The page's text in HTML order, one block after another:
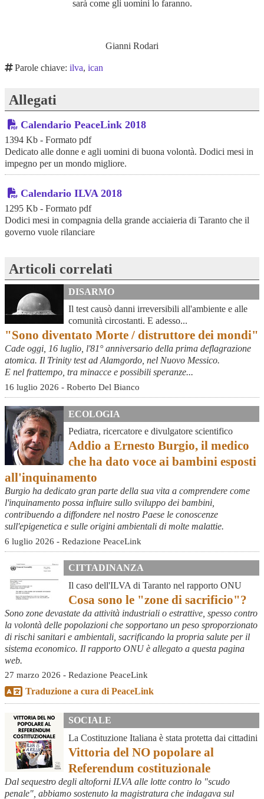
sarà come gli uomini lo faranno.
Gianni Rodari
Parole chiave:ilva,ican
Allegati
Calendario PeaceLink 2018
1394 Kb - Formato pdf
Dedicato alle donne e agli uomini di buona volontà. Dodici mesi in
impegno per un mondo migliore.
Calendario ILVA 2018
1295 Kb - Formato pdf
Dodici mesi in compagnia della grande acciaieria di Taranto che il
governo vuole rilanciare
Articoli correlati
DISARMO
Il test causò danni irreversibili all'ambiente e alle
comunità circostanti. E adesso...
"Sono diventato Morte / distruttore dei mondi"
Cade oggi, 16 luglio, l'81° anniversario della prima deflagrazione
atomica. Il Trinity test ad Alamgordo, nel Nuovo Messico.
E nel frattempo, tra minacce e possibili speranze...
16 luglio 2026 - Roberto Del Bianco
ECOLOGIA
Pediatra, ricercatore e divulgatore scientifico
Addio a Ernesto Burgio, il medico
che ha dato voce ai bambini esposti
all'inquinamento
Burgio ha dedicato gran parte della sua vita a comprendere come
l'inquinamento possa influire sullo sviluppo dei bambini,
contribuendo a diffondere nel nostro Paese le conoscenze
sull'epigenetica e sulle origini ambientali di molte malattie.
6 luglio 2026 - Redazione PeaceLink
CITTADINANZA
Il caso dell'ILVA di Taranto nel rapporto ONU
Cosa sono le "zone di sacrificio"?
Sono zone devastate da attività industriali o estrattive, spesso contro
la volontà delle popolazioni che sopportano un peso sproporzionato
di rischi sanitari e ambientali, sacrificando la propria salute per il
sistema economico. Il rapporto ONU è allegato a questa pagina
web.
27 marzo 2026 - Redazione PeaceLink
Traduzione a cura di PeaceLink
SOCIALE
La Costituzione Italiana è stata protetta dai cittadini
Vittoria del NO popolare al
Referendum costituzionale
Dal sequestro degli altoforni ILVA alle lotte contro lo "scudo
penale", abbiamo sostenuto la magistratura che indagava sul